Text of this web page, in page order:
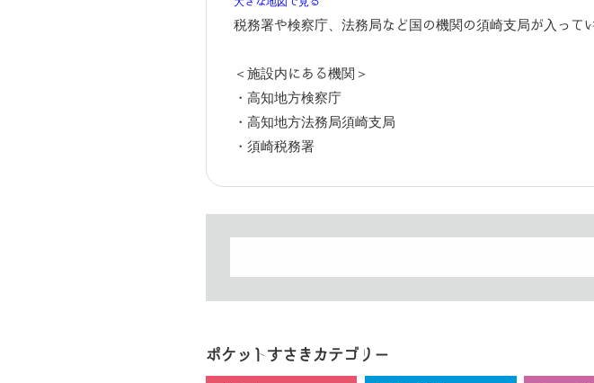
税務署や検察庁、法務局など国の機関の須崎支局が入って
＜施設内にある機関＞
・高知地方検察庁
・高知地方法務局須崎支局
・須崎税務署
ポケットすさきカテゴリー